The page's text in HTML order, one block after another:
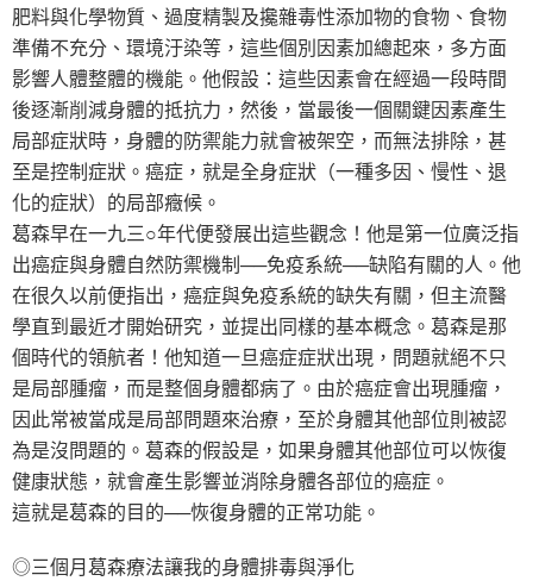
肥料與化學物質、過度精製及攙雜毒性添加物的食物、食物
準備不充分、環境汙染等，這些個別因素加總起來，多方面
影響人體整體的機能。他假設：這些因素會在經過一段時間
後逐漸削減身體的抵抗力，然後，當最後一個關鍵因素產生
局部症狀時，身體的防禦能力就會被架空，而無法排除，甚
至是控制症狀。癌症，就是全身症狀（一種多因、慢性、退
化的症狀）的局部癥候。
葛森早在一九三○年代便發展出這些觀念！他是第一位廣泛指
出癌症與身體自然防禦機制──免疫系統──缺陷有關的人。他
在很久以前便指出，癌症與免疫系統的缺失有關，但主流醫
學直到最近才開始研究，並提出同樣的基本概念。葛森是那
個時代的領航者！他知道一旦癌症症狀出現，問題就絕不只
是局部腫瘤，而是整個身體都病了。由於癌症會出現腫瘤，
因此常被當成是局部問題來治療，至於身體其他部位則被認
為是沒問題的。葛森的假設是，如果身體其他部位可以恢復
健康狀態，就會產生影響並消除身體各部位的癌症。
這就是葛森的目的──恢復身體的正常功能。
◎三個月葛森療法讓我的身體排毒與淨化